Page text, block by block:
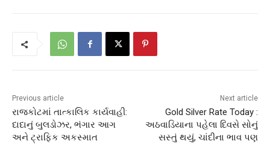
Previous article
રાજકોટમાં તાત્કાલિક કાર્યવાહી:
દાદાનું બુલડોઝર, ભંગાર આગ
અને ટ્રાફિક અકસ્માત
Next article
Gold Silver Rate Today :
અઠવાડિયાના પહેલા દિવસે સોનું
સસ્તું થયું, ચાંદીના ભાવ પણ